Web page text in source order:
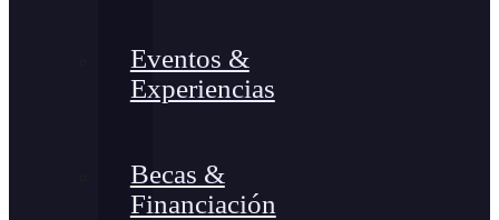
Eventos &
Experiencias
Becas &
Financiación